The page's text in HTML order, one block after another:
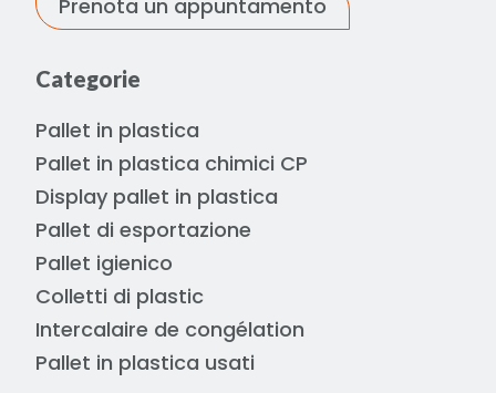
Prenota un appuntamento
Categorie
Pallet in plastica
Pallet in plastica chimici CP
Display pallet in plastica
Pallet di esportazione
Pallet igienico
Colletti di plastic
Intercalaire de congélation
Pallet in plastica usati